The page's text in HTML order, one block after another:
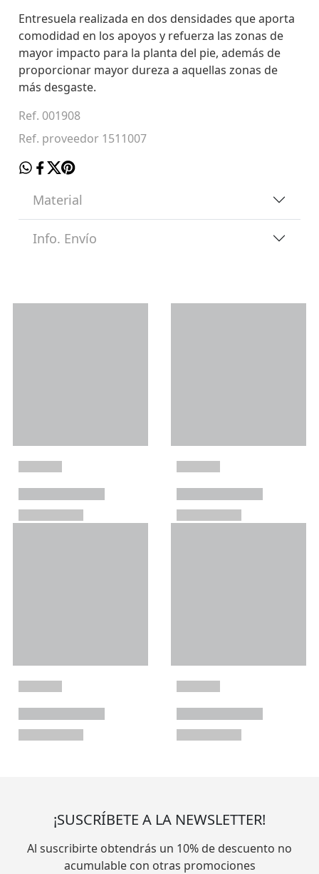
Entresuela realizada en dos densidades que aporta
comodidad en los apoyos y refuerza las zonas de
mayor impacto para la planta del pie, además de
proporcionar mayor dureza a aquellas zonas de
más desgaste.
Ref. 001908
Ref. proveedor 1511007
Material
Info. Envío
¡SUSCRÍBETE A LA NEWSLETTER!
Al suscribirte obtendrás un 10% de descuento no
acumulable con otras promociones